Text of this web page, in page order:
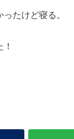
たけど寝る。